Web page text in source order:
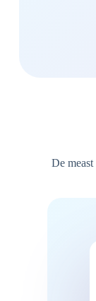
De